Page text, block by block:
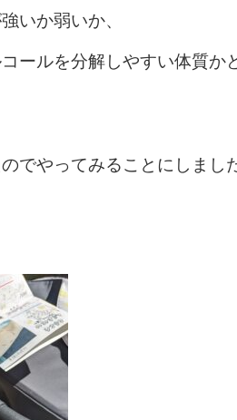
いか弱いか、
ールを分解しやすい体質か
でやってみることにしまし